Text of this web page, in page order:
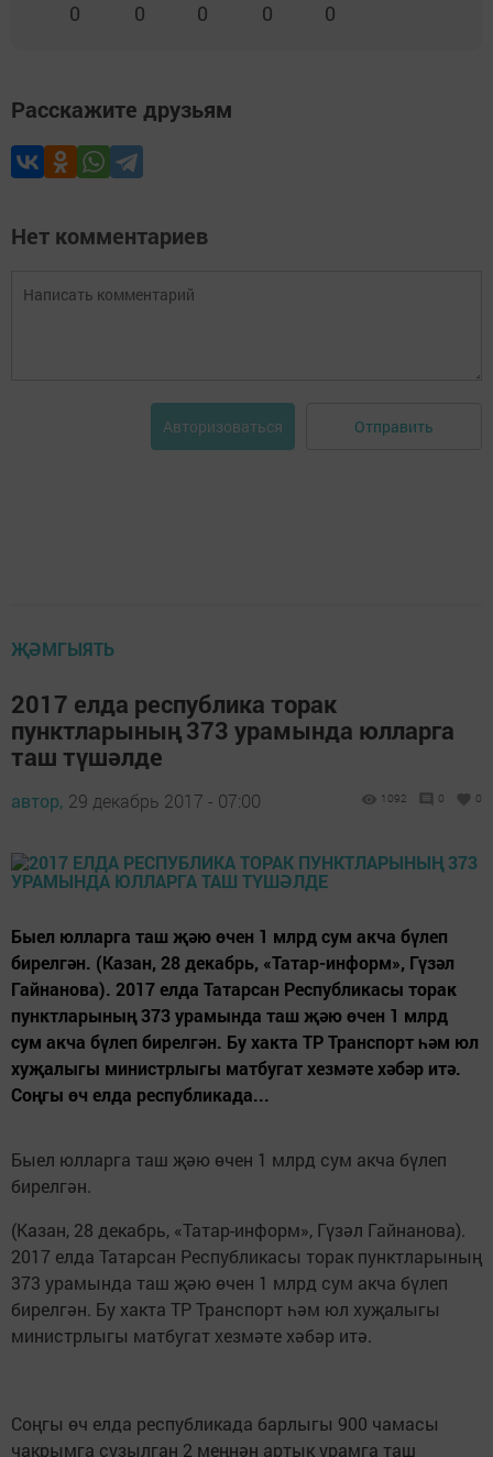
0 0 0 0 0
Расскажите друзьям
Нет комментариев
Авторизоваться Отправить
ҖӘМГЫЯТЬ
2017 елда республика торак
пунктларының 373 урамында юлларга
таш түшәлде
автор, 29 декабрь 2017 - 07:00 1092 0 0
Быел юлларга таш җәю өчен 1 млрд сум акча бүлеп
бирелгән. (Казан, 28 декабрь, «Татар-информ», Гүзәл
Гайнанова). 2017 елда Татарсан Республикасы торак
пунктларының 373 урамында таш җәю өчен 1 млрд
сум акча бүлеп бирелгән. Бу хакта ТР Транспорт һәм юл
хуҗалыгы министрлыгы матбугат хезмәте хәбәр итә.
Соңгы өч елда республикада...
Быел юлларга таш җәю өчен 1 млрд сум акча бүлеп
бирелгән.
(Казан, 28 декабрь, «Татар-информ», Гүзәл Гайнанова).
2017 елда Татарсан Республикасы торак пунктларының
373 урамында таш җәю өчен 1 млрд сум акча бүлеп
бирелгән. Бу хакта ТР Транспорт һәм юл хуҗалыгы
министрлыгы матбугат хезмәте хәбәр итә.
Соңгы өч елда республикада барлыгы 900 чамасы
чакрымга сузылган 2 меңнән артык урамга таш